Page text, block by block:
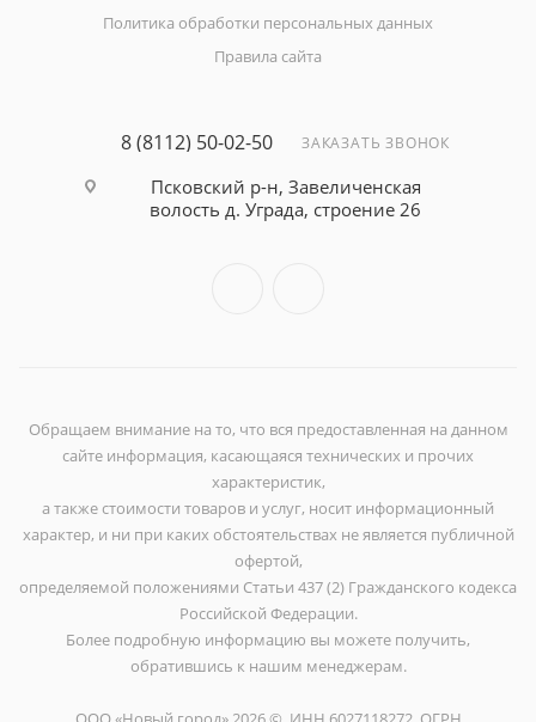
Политика обработки персональных данных
Правила сайта
8 (8112) 50-02-50 ЗАКАЗАТЬ ЗВОНОК
Псковский р-н, Завеличенская
волость д. Уграда, строение 26
Обращаем внимание на то, что вся предоставленная на данном
сайте информация, касающаяся технических и прочих
характеристик,
а также стоимости товаров и услуг, носит информационный
характер, и ни при каких обстоятельствах не является публичной
офертой,
определяемой положениями Статьи 437 (2) Гражданского кодекса
Российской Федерации.
Более подробную информацию вы можете получить,
обратившись к нашим менеджерам.